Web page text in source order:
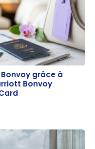
grâce à l’offre
Business
grâce à
Bonvoy